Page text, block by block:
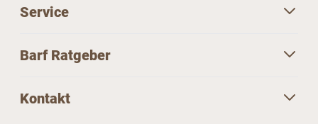
Service
Barf Ratgeber
Kontakt